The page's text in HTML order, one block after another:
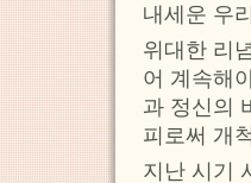
내세운 우
위대한 리
어 계속해
과 정신의
피로써 개
지난 시기